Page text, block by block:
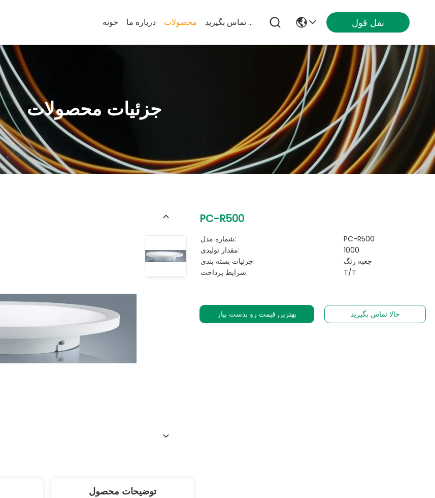
خونه درباره ما محصولات با ما تماس بگیرید نقل قول
جزئیات محصولات
PC-R500
شماره مدل:
PC-R500
مقدار تولیدی:
1000
جزئیات بسته بندی:
جعبه رنگ
شرایط پرداخت:
T/T
بهترین قیمت رو بدست بیار حالا تماس بگیرید
توضیحات محصول